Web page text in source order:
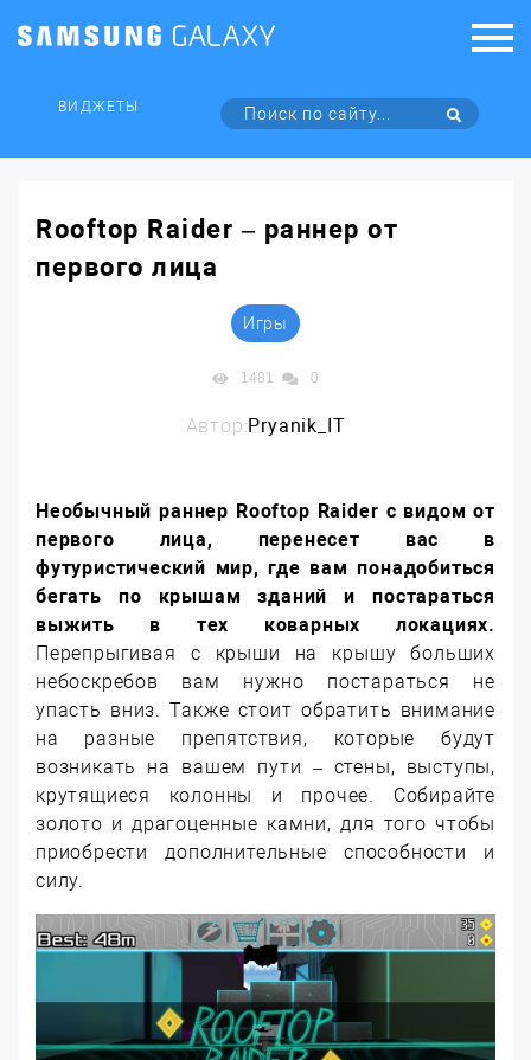
ВИДЖЕТЫ
Rooftop Raider – раннер от
первого лица
Игры
1481 0
Автор:Pryanik_IT
Необычный раннер Rooftop Raider с видом от
первого лица, перенесет вас в
футуристический мир, где вам понадобиться
бегать по крышам зданий и постараться
выжить в тех коварных локациях.
Перепрыгивая с крыши на крышу больших
небоскребов вам нужно постараться не
упасть вниз. Также стоит обратить внимание
на разные препятствия, которые будут
возникать на вашем пути – стены, выступы,
крутящиеся колонны и прочее. Собирайте
золото и драгоценные камни, для того чтобы
приобрести дополнительные способности и
силу.